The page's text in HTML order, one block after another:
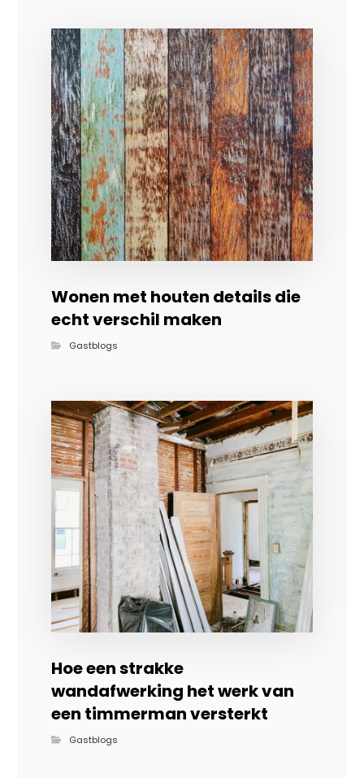
Wonen met houten details die
echt verschil maken
Gastblogs
Hoe een strakke
wandafwerking het werk van
een timmerman versterkt
Gastblogs